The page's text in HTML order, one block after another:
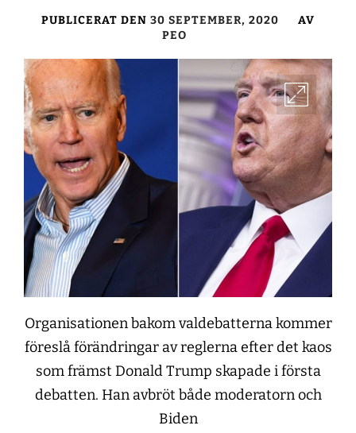
PUBLICERAT DEN 30 SEPTEMBER, 2020
AV
PEO
Organisationen bakom valdebatterna kommer
föreslå förändringar av reglerna efter det kaos
som främst Donald Trump skapade i första
debatten. Han avbröt både moderatorn och
Biden